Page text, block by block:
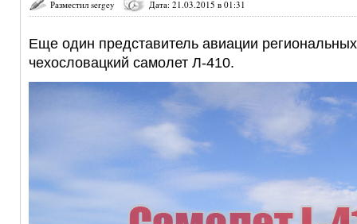
Разместил sergey Дата: 21.03.2015 в 01:31
Еще один представитель авиации
чехословацкий самолет Л-410.